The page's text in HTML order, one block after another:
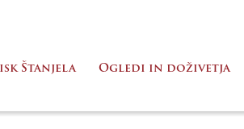
Štanjela Ogledi in doživetja